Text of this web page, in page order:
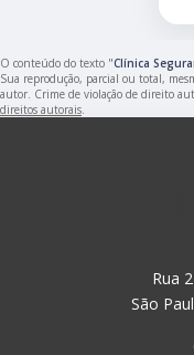
O conteúdo do texto "Clínica
Sua reprodução, parcial ou total,
autor. Crime de violação de direito
direitos autorais.
Rua
São